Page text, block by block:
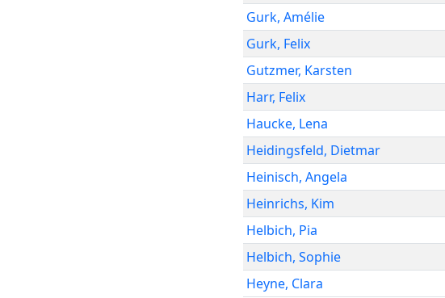
Gurk, Amélie
Gurk, Felix
Gutzmer, Karsten
Harr, Felix
Haucke, Lena
Heidingsfeld, Dietmar
Heinisch, Angela
Heinrichs, Kim
Helbich, Pia
Helbich, Sophie
Heyne, Clara